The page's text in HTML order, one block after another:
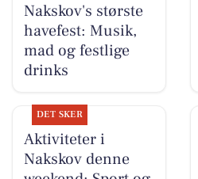
Nakskov's største
havefest: Musik,
mad og festlige
drinks
DET SKER
Aktiviteter i
Nakskov denne